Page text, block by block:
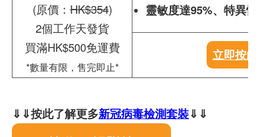
(原價：HK$354)
2個工作天發貨
買滿HK$500免運費
*數量有限，售完即止*
靈敏度達95%、特異性
立即按此
⇓⇓按此了解更多新冠病毒檢測套裝⇓⇓